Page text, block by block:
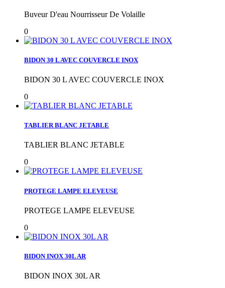
Buveur D'eau Nourrisseur De Volaille
0
BIDON 30 L AVEC COUVERCLE INOX
BIDON 30 L AVEC COUVERCLE INOX
0
TABLIER BLANC JETABLE
TABLIER BLANC JETABLE
0
PROTEGE LAMPE ELEVEUSE
PROTEGE LAMPE ELEVEUSE
0
BIDON INOX 30L AR
BIDON INOX 30L AR